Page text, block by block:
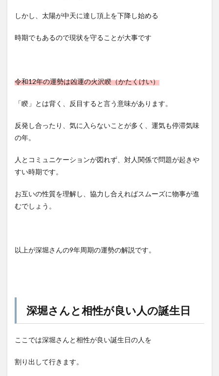
しかし、太陽が中天に達し頂上を下降し始める
時期でもあるので現状を守ることが大事です
令和12年の運勢は凶運の火沢睽（かたくけい）
「睽」とは背く、反目すると言う意味があります。
反発し合ったり、気に入らないことが多く、運気も停滞気味
の年。
人とコミュニケーションが図れず、対人関係で問題が起きや
すい時期です。
お互いの性質を理解し、協力し合えればスムーズに物事が進
むでしょう。
以上が深堀さんの9年周期の運勢の解説です。
深堀さんと相性が良い人の誕生日
ここでは深堀さんと相性が良い誕生日の人を
割り出して行きます。